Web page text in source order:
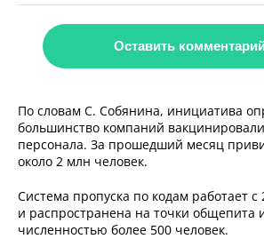
Оставить
По словам С. Собянина, инициатива
большинство компаний вакцинировали
персонала. За прошедший месяц
около 2 млн человек.
Система пропуска по кодам работает
и распространена на точки общепита
численностью более 500 человек.